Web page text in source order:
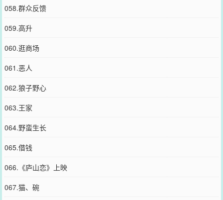
058.群众反馈
059.高升
060.逛商场
061.恶人
062.狼子野心
063.王家
064.野蛮生长
065.借钱
066.《庐山恋》上映
067.猫、碗